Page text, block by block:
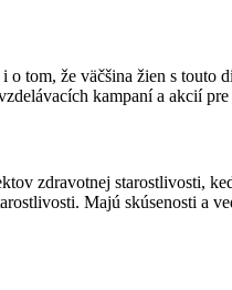
tom, že väčšina žien s
kampaní a akcií
zdravotnej starostlivosti,
Majú skúsenosti a